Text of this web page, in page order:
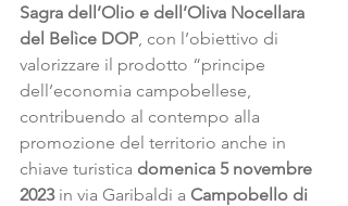
Sagra dell’Olio e dell’Oliva Nocellara
del Belìce DOP, con l’obiettivo di
valorizzare il prodotto “principe
dell’economia campobellese,
contribuendo al contempo alla
promozione del territorio anche in
chiave turistica domenica 5 novembre
2023 in via Garibaldi a Campobello di